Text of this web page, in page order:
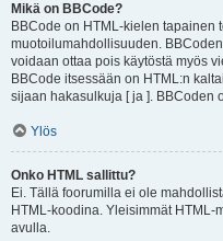
Mikä on BBCode?
BBCode on HTML-kielen tapainen
muotoilumahdollisuuden.
voidaan ottaa pois käytöstä myös
BBCode itsessään on HTML:n
sijaan hakasulkuja [ ja ]. BBCoden
Ylös
Onko HTML sallittu?
Ei. Tällä foorumilla ei ole
HTML-koodina. Yleisimmät
avulla.